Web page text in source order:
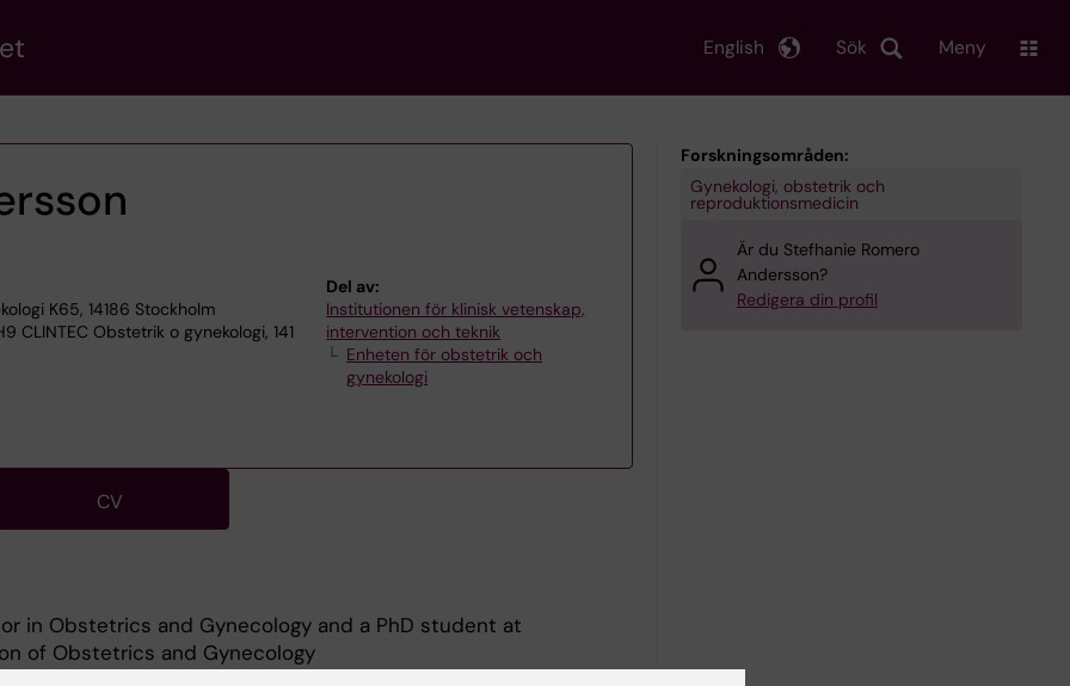
Sök
English Meny
K65, 14186 Stockholm
CLINTEC Obstetrik o gynekologi, 141
Del av:
Institutionen för klinisk vetenskap,
intervention och teknik
Enheten för obstetrik och
gynekologi
CV
in Obstetrics and Gynecology and a PhD student at
of Obstetrics and Gynecology
Forskningsområden:
Gynekologi, obstetrik och
reproduktionsmedicin
Är du Stefhanie Romero
Andersson?
Redigera din profil